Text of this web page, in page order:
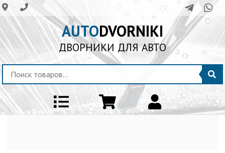
AUTODVORNIKI
ДВОРНИКИ ДЛЯ АВТО